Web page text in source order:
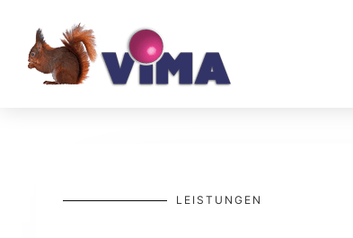
LEISTUNGEN